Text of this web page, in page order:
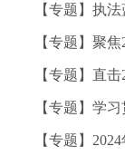
【专题】执
【专题】聚
【专题】直
【专题】学
【专题】